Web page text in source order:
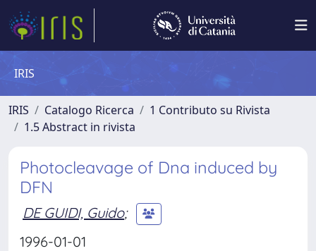
IRIS
IRIS Catalogo Ricerca
1 Contributo su Rivista
1.5 Abstract in rivista
Photocleavage of Dna induced by
DFN
DE GUIDI, Guido;
1996-01-01